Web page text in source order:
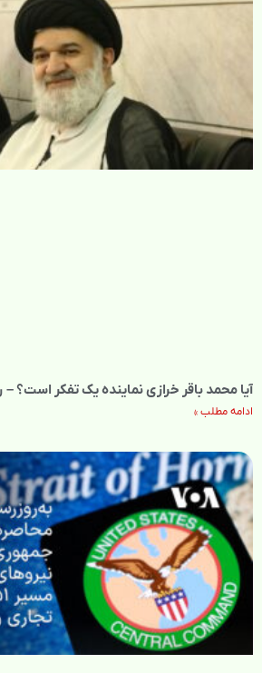
آیا محمد باقر خرازی نماینده یک تفکر است؟ –
ادامه مطلب »